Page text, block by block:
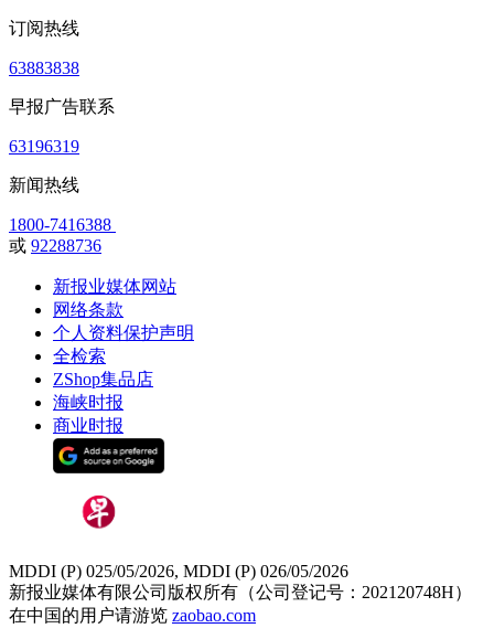
订阅热线
63883838
早报广告联系
63196319
新闻热线
1800-7416388
或 92288736
新报业媒体网站
网络条款
个人资料保护声明
全检索
ZShop集品店
海峡时报
商业时报
MDDI (P) 025/05/2026, MDDI (P) 026/05/2026
新报业媒体有限公司版权所有（公司登记号：202120748H）
在中国的用户请游览 zaobao.com